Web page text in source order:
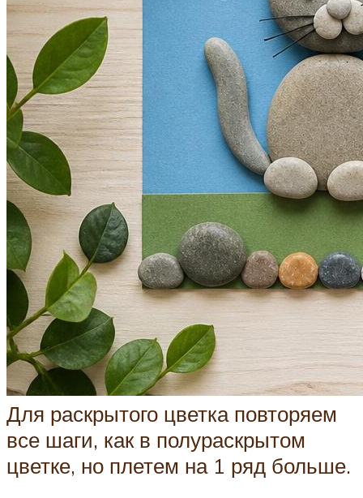
Для раскрытого цветка повторяем
все шаги, как в полураскрытом
цветке, но плетем на 1 ряд больше.